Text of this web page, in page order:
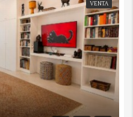
VENTA